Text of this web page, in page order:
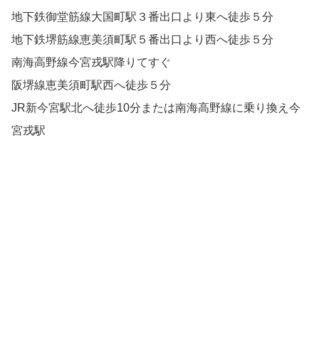
地下鉄御堂筋線大国町駅３番出口より東へ徒歩５分
地下鉄堺筋線恵美須町駅５番出口より西へ徒歩５分
南海高野線今宮戎駅降りてすぐ
阪堺線恵美須町駅西へ徒歩５分
JR新今宮駅北へ徒歩10分または南海高野線に乗り換え今
宮戎駅